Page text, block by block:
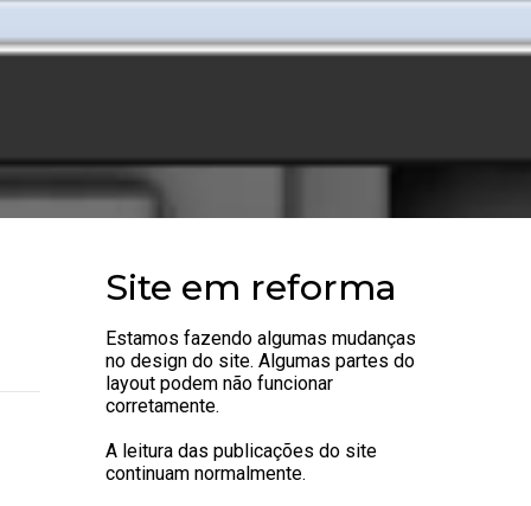
Site em reforma
Estamos fazendo algumas mudanças
no design do site. Algumas partes do
layout podem não funcionar
corretamente.
A leitura das publicações do site
continuam normalmente.